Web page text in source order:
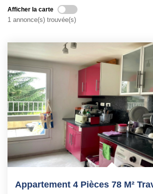
Nos Partenaires
Nous Rejoindre
Nos Actualités
Avis Clients
Biens Vendus
ESPACE CLIENT
EN
Créer une alerte
Afficher la carte
1 annonce(s) trouvée(s)